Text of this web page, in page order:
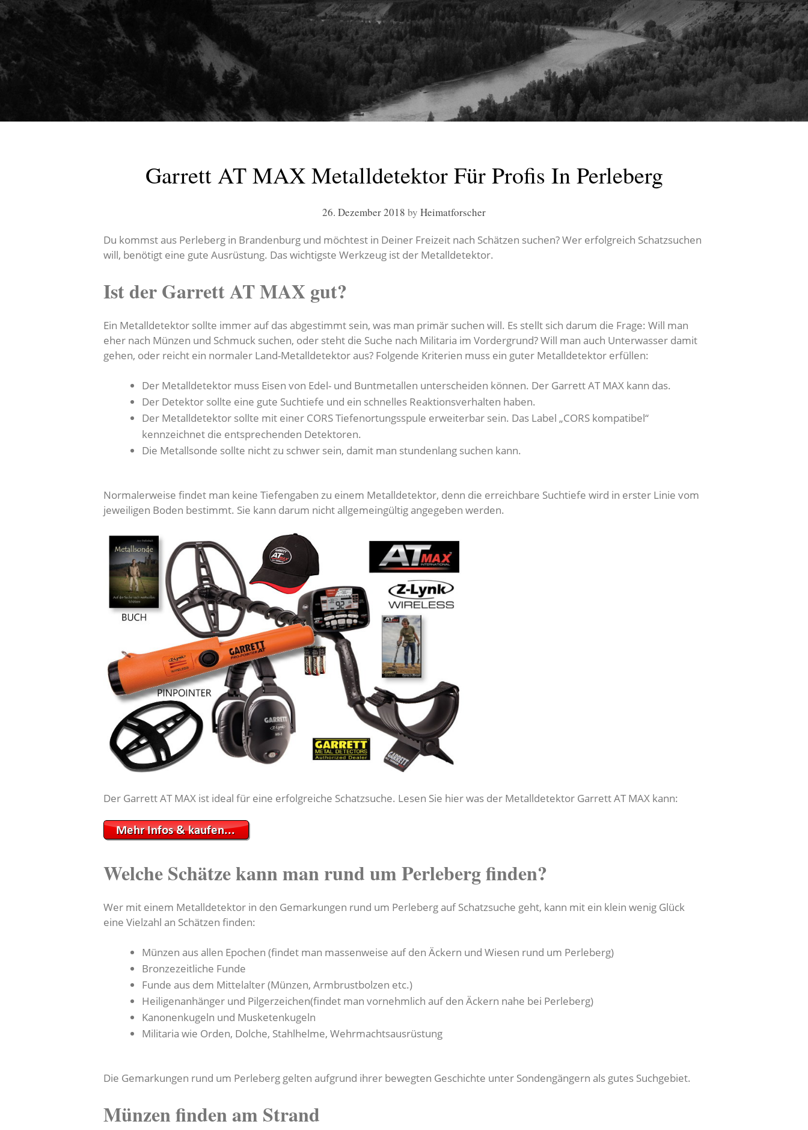
Garrett AT MAX Metalldetektor Für Profis In Perleberg
26. Dezember 2018 by Heimatforscher
Du kommst aus Perleberg in Brandenburg und möchtest in Deiner Freizeit nach Schätzen suchen? Wer erfolgreich Schatzsuchen
will, benötigt eine gute Ausrüstung. Das wichtigste Werkzeug ist der Metalldetektor.
Ist der Garrett AT MAX gut?
Ein Metalldetektor sollte immer auf das abgestimmt sein, was man primär suchen will. Es stellt sich darum die Frage: Will man
eher nach Münzen und Schmuck suchen, oder steht die Suche nach Militaria im Vordergrund? Will man auch Unterwasser damit
gehen, oder reicht ein normaler Land-Metalldetektor aus? Folgende Kriterien muss ein guter Metalldetektor erfüllen:
Der Metalldetektor muss Eisen von Edel- und Buntmetallen unterscheiden können. Der Garrett AT MAX kann das.
Der Detektor sollte eine gute Suchtiefe und ein schnelles Reaktionsverhalten haben.
Der Metalldetektor sollte mit einer CORS Tiefenortungsspule erweiterbar sein. Das Label „CORS kompatibel“
kennzeichnet die entsprechenden Detektoren.
Die Metallsonde sollte nicht zu schwer sein, damit man stundenlang suchen kann.
Normalerweise findet man keine Tiefengaben zu einem Metalldetektor, denn die erreichbare Suchtiefe wird in erster Linie vom
jeweiligen Boden bestimmt. Sie kann darum nicht allgemeingültig angegeben werden.
Der Garrett AT MAX ist ideal für eine erfolgreiche Schatzsuche. Lesen Sie hier was der Metalldetektor Garrett AT MAX kann:
Welche Schätze kann man rund um Perleberg finden?
Wer mit einem Metalldetektor in den Gemarkungen rund um Perleberg auf Schatzsuche geht, kann mit ein klein wenig Glück
eine Vielzahl an Schätzen finden:
Münzen aus allen Epochen (findet man massenweise auf den Äckern und Wiesen rund um Perleberg)
Bronzezeitliche Funde
Funde aus dem Mittelalter (Münzen, Armbrustbolzen etc.)
Heiligenanhänger und Pilgerzeichen(findet man vornehmlich auf den Äckern nahe bei Perleberg)
Kanonenkugeln und Musketenkugeln
Militaria wie Orden, Dolche, Stahlhelme, Wehrmachtsausrüstung
Die Gemarkungen rund um Perleberg gelten aufgrund ihrer bewegten Geschichte unter Sondengängern als gutes Suchgebiet.
Münzen finden am Strand